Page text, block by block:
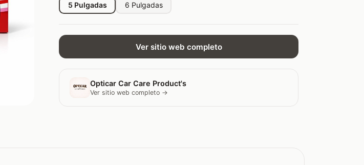
5 Pulgadas 6 Pulgadas
Ver sitio web completo
Opticar Car Care Product's
Ver sitio web completo →